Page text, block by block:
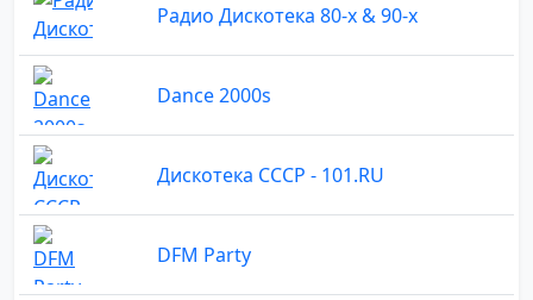
Радио Дискотека 80-х & 90-х
Dance 2000s
Дискотека СССР - 101.RU
DFM Party